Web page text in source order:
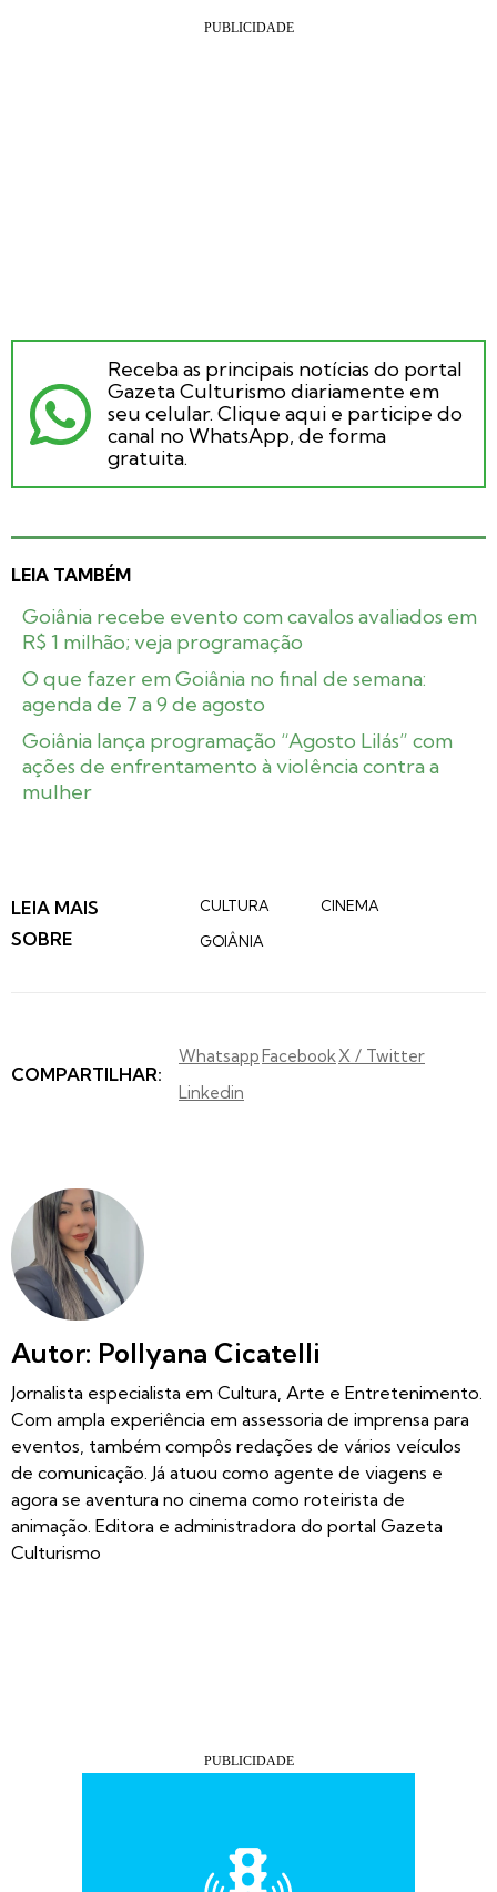
Receba as principais notícias do portal
Gazeta Culturismo diariamente em
seu celular. Clique aqui e participe do
canal no WhatsApp, de forma
gratuita.
LEIA TAMBÉM
Goiânia recebe evento com cavalos avaliados em
R$ 1 milhão; veja programação
O que fazer em Goiânia no final de semana:
agenda de 7 a 9 de agosto
Goiânia lança programação “Agosto Lilás” com
ações de enfrentamento à violência contra a
mulher
LEIA MAIS
SOBRE
CULTURA
CINEMA
GOIÂNIA
COMPARTILHAR:
WhatsappFacebookX / Twitter
Linkedin
Autor: Pollyana Cicatelli
Jornalista especialista em Cultura, Arte e Entretenimento.
Com ampla experiência em assessoria de imprensa para
eventos, também compôs redações de vários veículos
de comunicação. Já atuou como agente de viagens e
agora se aventura no cinema como roteirista de
animação. Editora e administradora do portal Gazeta
Culturismo